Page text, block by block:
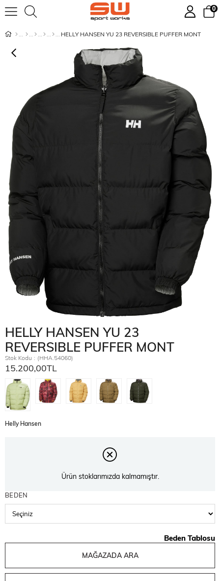
0
HELLY HANSEN YU 23 REVERSIBLE PUFFER MONT
HELLY HANSEN YU 23
REVERSIBLE PUFFER MONT
Stok Kodu (HHA.54060)
15.200,00TL
Helly Hansen
Ürün stoklarımızda kalmamıştır.
BEDEN
Beden Tablosu
MAĞAZADA ARA